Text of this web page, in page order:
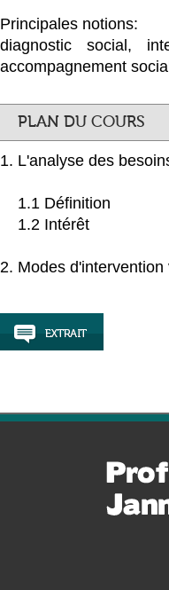
Principales notions:
diagnostic social,
accompagnement
PLAN DU COURS
1. L'analyse des
1.1 Définition
1.2 Intérêt
2. Modes d'intervention